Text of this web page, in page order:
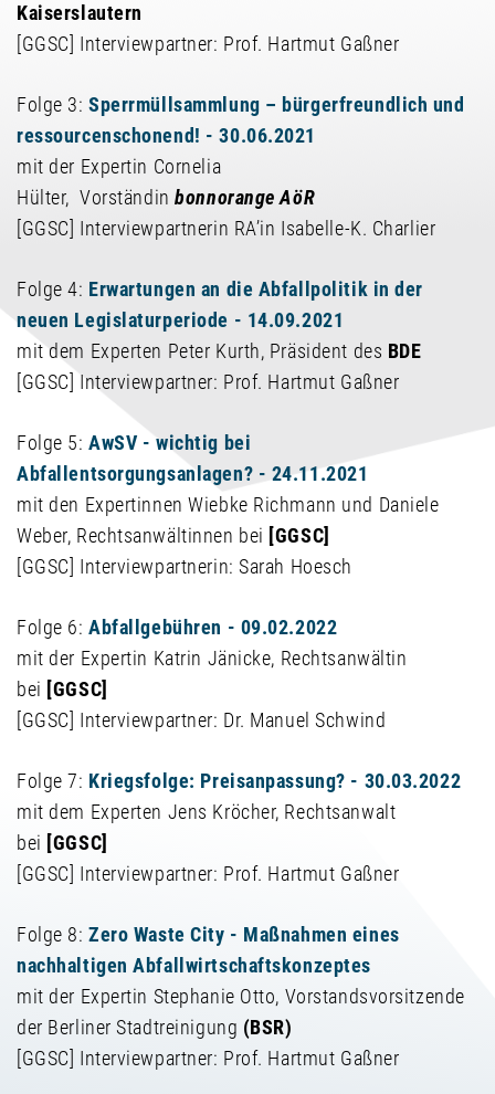
Kaiserslautern
[GGSC] Interviewpartner: Prof. Hartmut Gaßner
Folge 3:Sperrmüllsammlung – bürgerfreundlich und
ressourcenschonend! - 30.06.2021
mit der Expertin Cornelia
Hülter, Vorständinbonnorange AöR
[GGSC] Interviewpartnerin RA’in Isabelle-K. Charlier
Folge 4: Erwartungen an die Abfallpolitik in der
neuen Legislaturperiode - 14.09.2021
mit dem Experten Peter Kurth, Präsident des BDE
[GGSC] Interviewpartner: Prof. Hartmut Gaßner
Folge 5:AwSV - wichtig bei
Abfallentsorgungsanlagen? - 24.11.2021
mit den Expertinnen Wiebke Richmann und Daniele
Weber, Rechtsanwältinnen bei [GGSC]
[GGSC] Interviewpartnerin: Sarah Hoesch
Folge 6:Abfallgebühren - 09.02.2022
mit der Expertin Katrin Jänicke, Rechtsanwältin
bei [GGSC]
[GGSC] Interviewpartner: Dr. Manuel Schwind
Folge 7: Kriegsfolge: Preisanpassung? - 30.03.2022
mit dem Experten Jens Kröcher, Rechtsanwalt
bei [GGSC]
[GGSC] Interviewpartner: Prof. Hartmut Gaßner
Folge 8:Zero Waste City - Maßnahmen eines
nachhaltigen Abfallwirtschaftskonzeptes
mit der Expertin Stephanie Otto, Vorstandsvorsitzende
der Berliner Stadtreinigung (BSR)
[GGSC] Interviewpartner: Prof. Hartmut Gaßner